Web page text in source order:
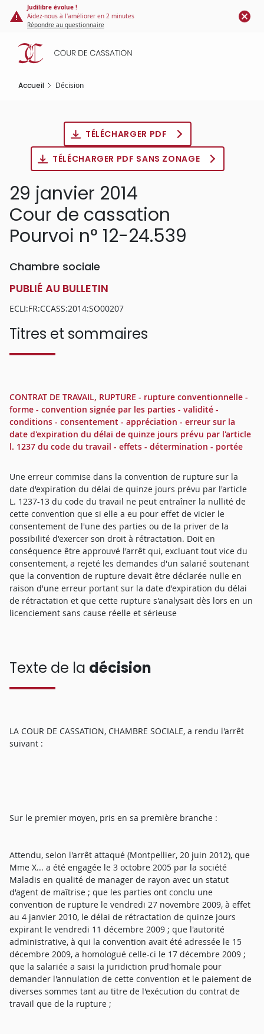
Panneau de gestion des cookies
contenu
principal
Judilibre évolue !
Aidez-nous à l'améliorer en 2 minutes
Répondre au questionnaire
Accueil Décision
TÉLÉCHARGER PDF
TÉLÉCHARGER PDF SANS ZONAGE
29 janvier 2014
Cour de cassation
Pourvoi n° 12-24.539
Chambre sociale
PUBLIÉ AU BULLETIN
ECLI:FR:CCASS:2014:SO00207
Titres et sommaires
CONTRAT DE TRAVAIL, RUPTURE - rupture conventionnelle -
forme - convention signée par les parties - validité -
conditions - consentement - appréciation - erreur sur la
date d'expiration du délai de quinze jours prévu par l'article
l. 1237 du code du travail - effets - détermination - portée
Une erreur commise dans la convention de rupture sur la
date d'expiration du délai de quinze jours prévu par l'article
L. 1237-13 du code du travail ne peut entraîner la nullité de
cette convention que si elle a eu pour effet de vicier le
consentement de l'une des parties ou de la priver de la
possibilité d'exercer son droit à rétractation. Doit en
conséquence être approuvé l'arrêt qui, excluant tout vice du
consentement, a rejeté les demandes d'un salarié soutenant
que la convention de rupture devait être déclarée nulle en
raison d'une erreur portant sur la date d'expiration du délai
de rétractation et que cette rupture s'analysait dès lors en un
licenciement sans cause réelle et sérieuse
Texte de la décision
LA COUR DE CASSATION, CHAMBRE SOCIALE, a rendu l'arrêt
suivant :
Sur le premier moyen, pris en sa première branche :
Attendu, selon l'arrêt attaqué (Montpellier, 20 juin 2012), que
Mme X... a été engagée le 3 octobre 2005 par la société
Maladis en qualité de manager de rayon avec un statut
d'agent de maîtrise ; que les parties ont conclu une
convention de rupture le vendredi 27 novembre 2009, à effet
au 4 janvier 2010, le délai de rétractation de quinze jours
expirant le vendredi 11 décembre 2009 ; que l'autorité
administrative, à qui la convention avait été adressée le 15
décembre 2009, a homologué celle-ci le 17 décembre 2009 ;
que la salariée a saisi la juridiction prud'homale pour
demander l'annulation de cette convention et le paiement de
diverses sommes tant au titre de l'exécution du contrat de
travail que de la rupture ;